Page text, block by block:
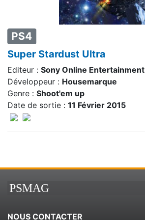
PS4
Super Stardust Ultra
Editeur : Sony Online Entertainment
Développeur : Housemarque
Genre : Shoot'em up
Date de sortie : 11 Février 2015
PSMAG
NOUS CONTACTER